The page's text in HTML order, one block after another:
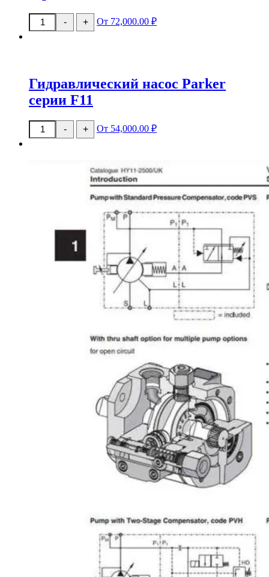
-
Количество
товара
+ От 72,000.00 ₽
Гидравлический насос Parker
серии F11
-
Количество
товара
+ От 54,000.00 ₽